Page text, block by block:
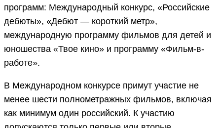
программ: Международный конкурс, «Российские
дебюты», «Дебют — короткий метр»,
международную программу фильмов для детей и
юношества «Твое кино» и программу «Фильм-в-
работе».
В Международном конкурсе примут участие не
менее шести полнометражных фильмов, включая
как минимум один российский. К участию